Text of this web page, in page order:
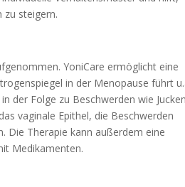
zu steigern.
YoniCare ermöglicht eine
in der Menopause führt
der Folge zu Beschwerden wie
vaginale Epithel, die Beschwerden
Die Therapie kann außerdem eine
Medikamenten.